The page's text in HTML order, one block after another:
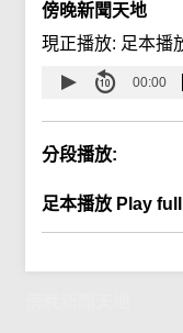
傍晚新聞天地
現正播放: 足本播
00:00
分段播放:
足本播放 Play